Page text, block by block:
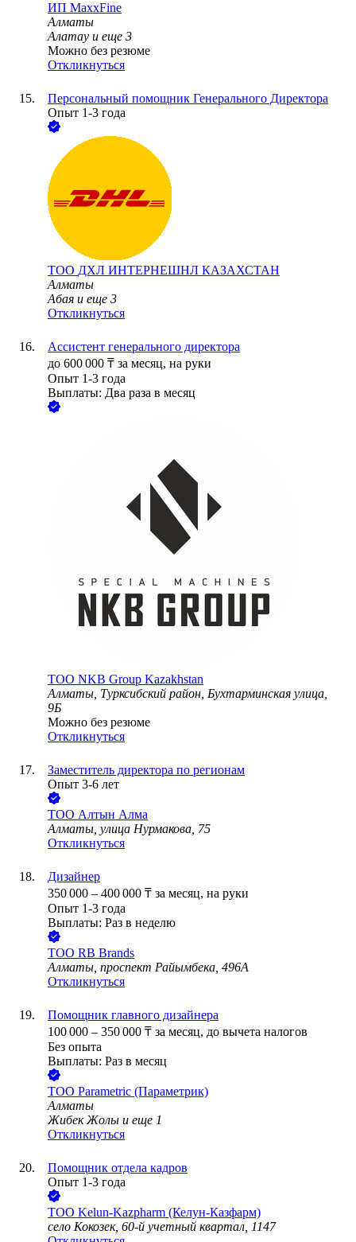
ИП MaxxFine
Алматы
Алатау и еще 3
Можно без резюме
Откликнуться
Персональный помощник Генерального Директора
Опыт 1-3 года
ТОО ДХЛ ИНТЕРНЕШНЛ КАЗАХСТАН
Алматы
Абая и еще 3
Откликнуться
Ассистент генерального директора
до 600 000 ₸ за месяц, на руки
Опыт 1-3 года
Выплаты: Два раза в месяц
ТОО NKB Group Kazakhstan
Алматы, Турксибский район, Бухтарминская улица,
9Б
Можно без резюме
Откликнуться
Заместитель директора по регионам
Опыт 3-6 лет
ТОО Алтын Алма
Алматы, улица Нурмакова, 75
Откликнуться
Дизайнер
350 000 – 400 000 ₸ за месяц, на руки
Опыт 1-3 года
Выплаты: Раз в неделю
ТОО RB Brands
Алматы, проспект Райымбека, 496А
Откликнуться
Помощник главного дизайнера
100 000 – 350 000 ₸ за месяц, до вычета налогов
Без опыта
Выплаты: Раз в месяц
ТОО Parametric (Параметрик)
Алматы
Жибек Жолы и еще 1
Откликнуться
Помощник отдела кадров
Опыт 1-3 года
ТОО Kelun-Kazpharm (Келун-Казфарм)
село Кокозек, 60-й учетный квартал, 1147